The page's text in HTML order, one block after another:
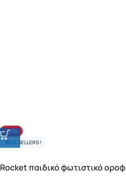
-20%
BEST SELLERS !
Rocket παιδικό φωτιστικό